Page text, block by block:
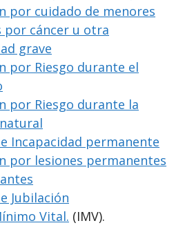
por cuidado de menores
por cáncer u otra
grave
por Riesgo durante el
por Riesgo durante la
Incapacidad permanente
por lesiones permanentes
Jubilación
Vital. (IMV).